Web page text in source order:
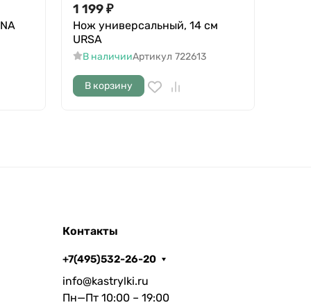
1 199₽
Нож универсальный, 14 см
URSA
В наличииАртикул 722613
В корзину
Контакты
+7(495)532-26-20
info@kastrylki.ru
Пн—Пт 10:00 – 19:00